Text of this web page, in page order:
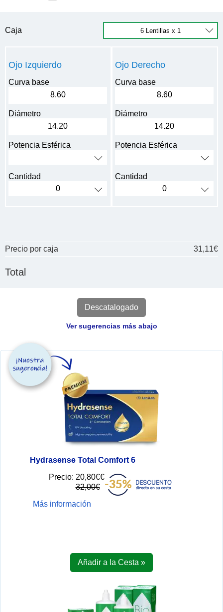
Caja
Ojo Izquierdo
Curva base
8.60
Diámetro
14.20
Potencia Esférica
Cantidad
Ojo Derecho
Curva base
8.60
Diámetro
14.20
Potencia Esférica
Cantidad
Precio por caja 31,11€
Total
Descatalogado
Ver sugerencias más abajo
Hydrasense Total Comfort 6
Precio: 20,80€€
32,00€
Más información
Añadir a la Cesta »